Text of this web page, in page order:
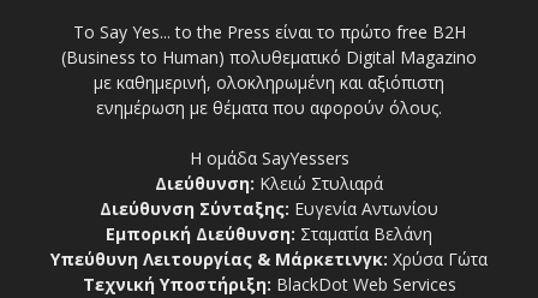
Το Say Yes... to the Press είναι το πρώτο free Β2Η
(Business to Human) πολυθεματικό Digital Magazino
με καθημερινή, ολοκληρωμένη και αξιόπιστη
ενημέρωση με θέματα που αφορούν όλους.
Η ομάδα SayYessers
Διεύθυνση: Κλειώ Στυλιαρά
Διεύθυνση Σύνταξης: Ευγενία Αντωνίου
Εμπορική Διεύθυνση: Σταματία Βελάνη
Υπεύθυνη Λειτουργίας & Μάρκετινγκ: Χρύσα Γώτα
Τεχνική Υποστήριξη: BlackDot Web Services